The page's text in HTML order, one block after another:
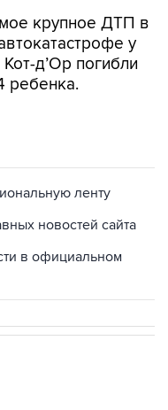
крупное ДТП в
у
д’Ор погибли
ребенка.
ленту
новостей сайта
в официальном